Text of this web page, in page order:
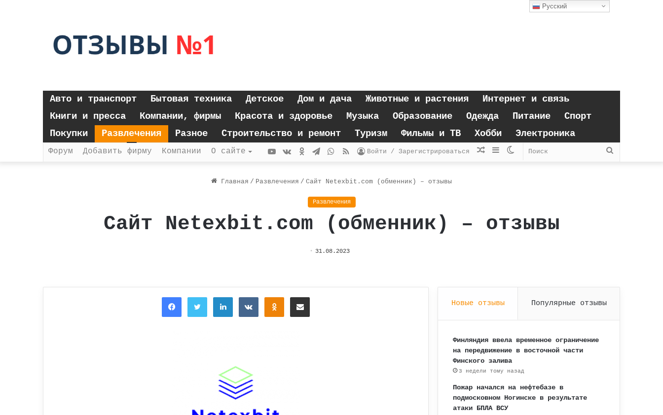
Авто и транспорт Бытовая техника Детское Дом и дача Животные и растения
Интернет и связь
Книги и пресса
Компании, фирмы Красота и здоровье Музыка Образование Одежда Питание
Спорт
Покупки
Развлечения Разное Строительство и ремонт Туризм Фильмы и ТВ Хобби Электроника
Форум Добавить фирму Компании О сайте Поиск
Switch
Sidebar
Случайная
Войти / Зарегистрироваться
RSS
WhatsApp
Telegram
Одноклассники
vk.com
YouTube
Главная / Развлечения / Сайт Netexbit.com (обменник) – отзывы
Развлечения
Сайт Netexbit.com (обменник) – отзывы
31.08.2023
FacebookTwitterLinkedInВконтактеОдноклассники
Поделиться через электронную почту
Новые отзывы Популярные отзывы
Финляндия ввела временное ограничение
на передвижение в восточной части
Финского залива
3 недели тому назад
Пожар начался на нефтебазе в
подмосковном Ногинске в результате
атаки БПЛА ВСУ
Русский